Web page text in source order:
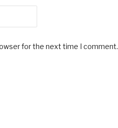
for the next time I comment.